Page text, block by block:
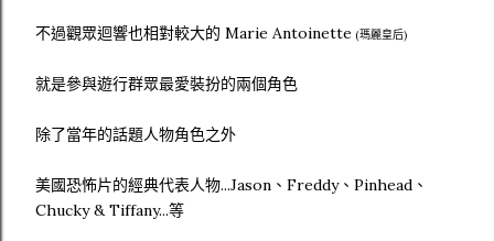
不過觀眾迴響也相對較大的 Marie Antoinette (瑪麗皇后)
就是參與遊行群眾最愛裝扮的兩個角色
除了當年的話題人物角色之外
美國恐怖片的經典代表人物...Jason、Freddy、Pinhead、
Chucky & Tiffany...等